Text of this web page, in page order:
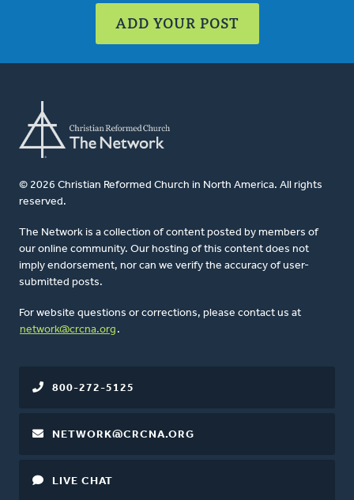
ADD YOUR POST
© 2026 Christian Reformed Church in North America. All rights
reserved.
The Network is a collection of content posted by members of
our online community. Our hosting of this content does not
imply endorsement, nor can we verify the accuracy of user-
submitted posts.
For website questions or corrections, please contact us at
network@crcna.org .
800-272-5125
NETWORK@CRCNA.ORG
LIVE CHAT